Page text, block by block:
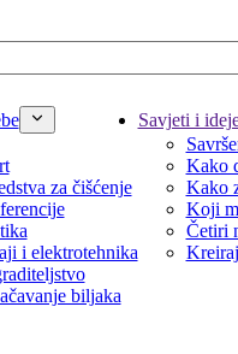
za čišćenje
i elektrotehnika
biljaka
Savjeti i
Kako
Kako
Koji
Četiri